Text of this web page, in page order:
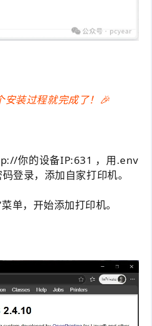
安装过程就完成了！🎉
你的设备IP:631 ，用.env
登录，添加自家打印机。
单，开始添加打印机。